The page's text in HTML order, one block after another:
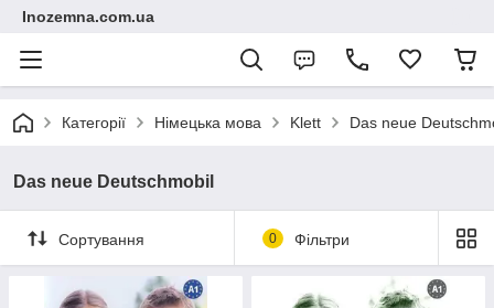
Inozemna.com.ua
Категорії Німецька мова Klett Das neue
Das neue Deutschmobil
Сортування 0 Фільтри